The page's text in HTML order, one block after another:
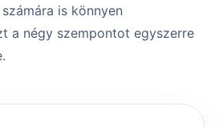
is könnyen
a négy szempontot egyszerre